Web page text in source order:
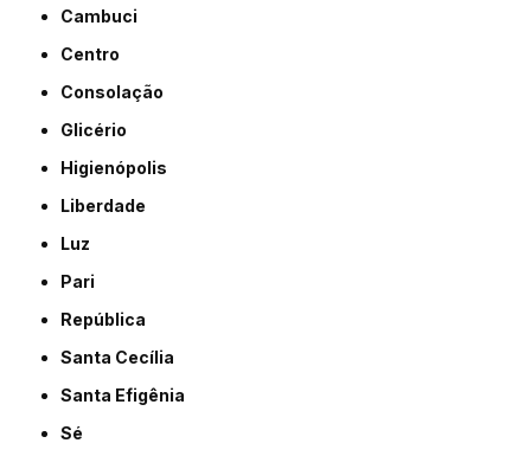
Cambuci
Centro
Consolação
Glicério
Higienópolis
Liberdade
Luz
Pari
República
Santa Cecília
Santa Efigênia
Sé